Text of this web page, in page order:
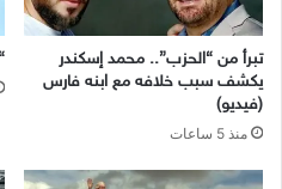
تبرأ من “الحزب”.. محمد إسكندر
يكشف سبب خلافه مع ابنه فارس
(فيديو)
منذ 5 ساعات